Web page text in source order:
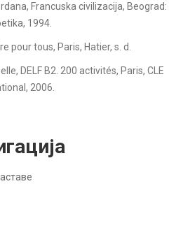
Francuska civilizacija, Beograd:
1994.
pour tous, Paris, Hatier, s. d.
DELF B2. 200 activités, Paris, CLE
2006.